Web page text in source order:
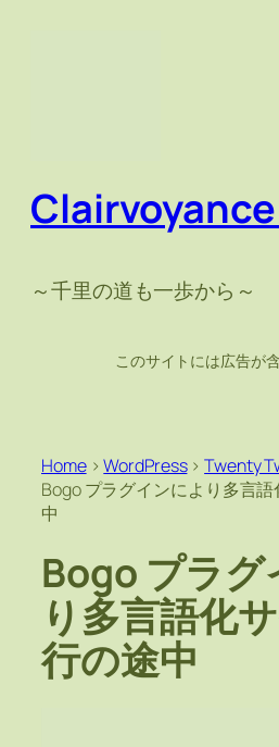
～千里の道も一歩から～
このサイトには広告が
Home>WordPress>Twenty
Bogo プラグインにより多言
中
Bogo プラグ
り多言語化
行の途中